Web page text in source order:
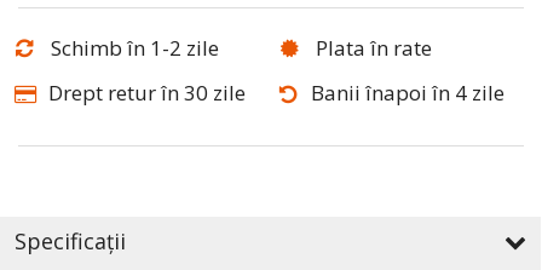
Schimb în 1-2 zile
Plata în rate
Drept retur în 30 zile
Banii înapoi în 4 zile
Specificații